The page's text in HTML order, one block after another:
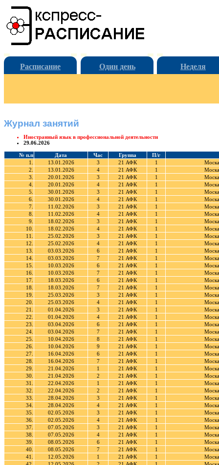
Расписание Один день Неделя
Журнал занятий
Иностранный язык в профессиональной деятельности
29.06.2026
№ п.п Дата Час Группа
П/г
1.
13.01.2026 3 21 АФК 1
2.
13.01.2026 4 21 АФК 1
3.
20.01.2026 3 21 АФК 1
4.
20.01.2026 4 21 АФК 1
5.
30.01.2026 3 21 АФК 1
6.
30.01.2026 4 21 АФК 1
7.
11.02.2026 3 21 АФК 1
8.
11.02.2026 4 21 АФК 1
9.
18.02.2026 3 21 АФК 1
10.
18.02.2026 4 21 АФК 1
11.
25.02.2026 3 21 АФК 1
12.
25.02.2026 4 21 АФК 1
13.
03.03.2026 6 21 АФК 1
14.
03.03.2026 7 21 АФК 1
15.
10.03.2026 6 21 АФК 1
16.
10.03.2026 7 21 АФК 1
17.
18.03.2026 6 21 АФК 1
18.
18.03.2026 7 21 АФК 1
19.
25.03.2026 3 21 АФК 1
20.
25.03.2026 4 21 АФК 1
21.
01.04.2026 3 21 АФК 1
22.
01.04.2026 4 21 АФК 1
23.
03.04.2026 6 21 АФК 1
24.
03.04.2026 7 21 АФК 1
25.
10.04.2026 8 21 АФК 1
26.
10.04.2026 9 21 АФК 1
27.
16.04.2026 6 21 АФК 1
28.
16.04.2026 7 21 АФК 1
29.
21.04.2026 1 21 АФК 1
30.
21.04.2026 2 21 АФК 1
31.
22.04.2026 1 21 АФК 1
32.
22.04.2026 2 21 АФК 1
33.
28.04.2026 3 21 АФК 1
34.
28.04.2026 4 21 АФК 1
35.
02.05.2026 3 21 АФК 1
36.
02.05.2026 4 21 АФК 1
37.
07.05.2026 3 21 АФК 1
38.
07.05.2026 4 21 АФК 1
39.
08.05.2026 6 21 АФК 1
40.
08.05.2026 7 21 АФК 1
41.
12.05.2026 1 21 АФК 1